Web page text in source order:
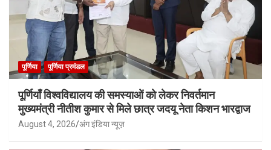
पूर्णिया पूर्णिया प्रमंडल
पूर्णियाँ विश्वविद्यालय की समस्याओं को लेकर निवर्तमान
मुख्यमंत्री नीतीश कुमार से मिले छात्र जदयू नेता किशन भारद्वाज
August 4, 2026 अंग इंडिया न्यूज़